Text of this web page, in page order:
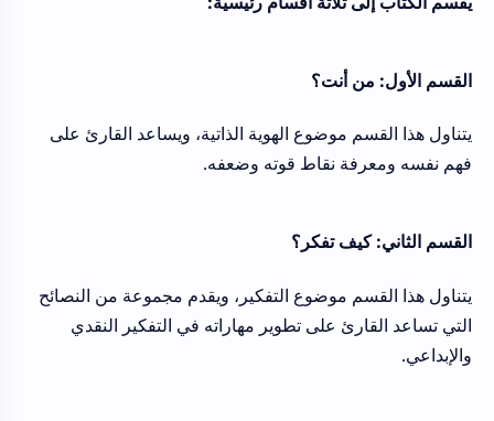
القسم الأول: من أنت؟
يتناول هذا القسم موضوع الهوية الذاتية، ويساعد القارئ على
فهم نفسه ومعرفة نقاط قوته وضعفه.
القسم الثاني: كيف تفكر؟
يتناول هذا القسم موضوع التفكير، ويقدم مجموعة من النصائح
التي تساعد القارئ على تطوير مهاراته في التفكير النقدي
والإبداعي.